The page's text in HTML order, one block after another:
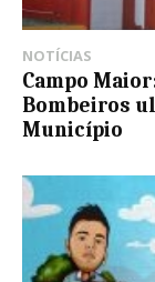
NOTÍCIAS
Campo
Bombeiros
Município